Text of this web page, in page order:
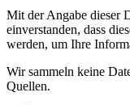
Mit der Angabe dieser
einverstanden, dass
werden, um Ihre
Wir sammeln keine
Quellen.